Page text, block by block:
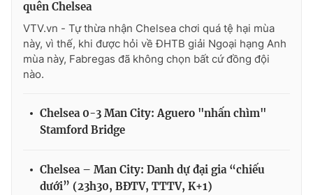
quên Chelsea
VTV.vn - Tự thừa nhận Chelsea chơi quá tệ hại mùa
này, vì thế, khi được hỏi về ĐHTB giải Ngoại hạng Anh
mùa này, Fabregas đã không chọn bất cứ đồng đội
nào.
Chelsea 0-3 Man City: Aguero "nhấn chìm"
Stamford Bridge
Chelsea – Man City: Danh dự đại gia “chiếu
dưới” (23h30, BĐTV, TTTV, K+1)